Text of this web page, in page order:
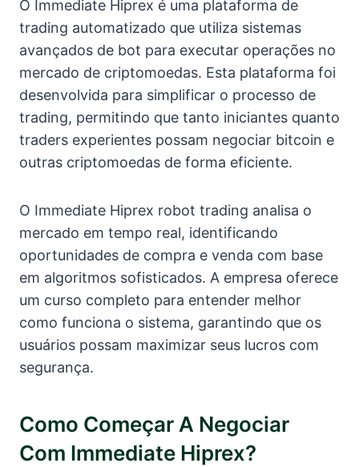
O Immediate Hiprex é uma plataforma de
trading automatizado que utiliza sistemas
avançados de bot para executar operações no
mercado de criptomoedas. Esta plataforma foi
desenvolvida para simplificar o processo de
trading, permitindo que tanto iniciantes quanto
traders experientes possam negociar bitcoin e
outras criptomoedas de forma eficiente.
O Immediate Hiprex robot trading analisa o
mercado em tempo real, identificando
oportunidades de compra e venda com base
em algoritmos sofisticados. A empresa oferece
um curso completo para entender melhor
como funciona o sistema, garantindo que os
usuários possam maximizar seus lucros com
segurança.
Como Começar A Negociar
Com Immediate Hiprex?